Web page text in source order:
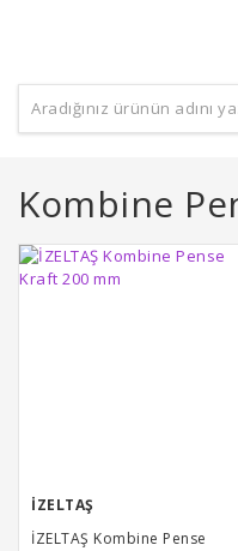
Kombine
İZELTAŞ
İZELTAŞ Kombine Pense